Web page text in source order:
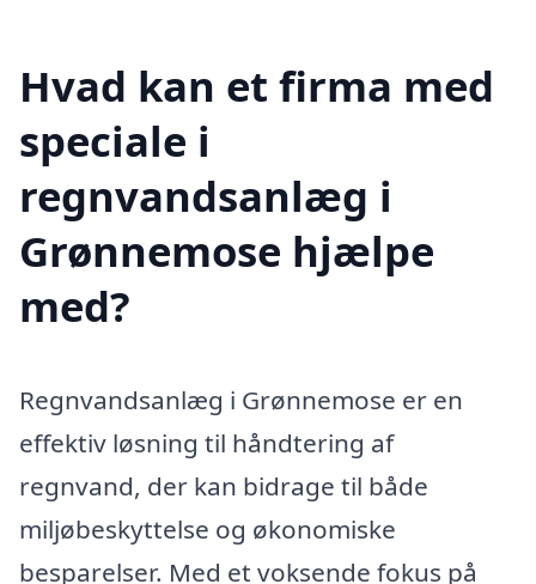
Hvad kan et firma med
speciale i
regnvandsanlæg i
Grønnemose hjælpe
med?
Regnvandsanlæg i Grønnemose er en
effektiv løsning til håndtering af
regnvand, der kan bidrage til både
miljøbeskyttelse og økonomiske
besparelser. Med et voksende fokus på